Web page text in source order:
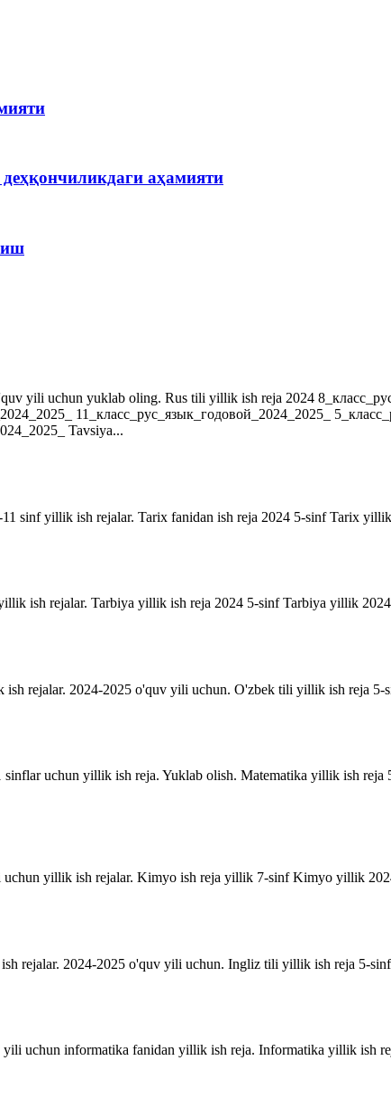
аҳамияти
yili uchun yuklab oling. Rus tili yillik ish reja 2024
11_класс_рус_язык_годовой_2024_2025_
Tavsiya...
sinf yillik ish rejalar. Tarix fanidan ish reja 2024 5-sinf Tarix
ish rejalar. Tarbiya yillik ish reja 2024 5-sinf Tarbiya yillik
rejalar. 2024-2025 o'quv yili uchun. O'zbek tili yillik ish reja 5-
uchun yillik ish reja. Yuklab olish. Matematika yillik ish
yillik ish rejalar. Kimyo ish reja yillik 7-sinf Kimyo yillik
rejalar. 2024-2025 o'quv yili uchun. Ingliz tili yillik ish reja 5-
uchun informatika fanidan yillik ish reja. Informatika yillik ish